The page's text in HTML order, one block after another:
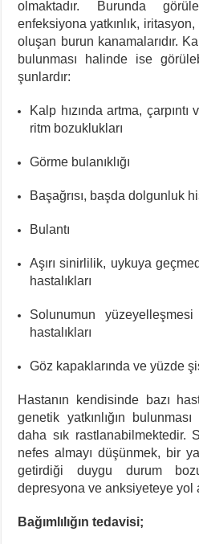
olmaktadır. Burunda
enfeksiyona yatkınlık,
oluşan burun kanamalarıdır.
bulunması halinde ise
şunlardır:
Kalp hızında artma,
ritm bozuklukları
Görme bulanıklığı
Başağrısı, başda dolgunluk
Bulantı
Aşırı sinirlilik, uykuya
hastalıkları
Solunumun
hastalıkları
Göz kapaklarında ve yüzde
Hastanın kendisinde bazı
genetik yatkınlığın
daha sık rastlanabilmektedir.
nefes almayı düşünmek, bir
getirdiği duygu durum
depresyona ve anksiyeteye yol
Bağımlılığın tedavisi;